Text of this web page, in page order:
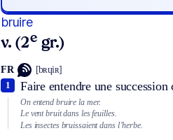
bruire
v. (2e gr.)
FR [bʀɥiʀ]
Faire entendre une
1
On entend bruire la mer.
Le vent bruit dans les feuilles.
Les insectes bruissaient dans l’herbe.